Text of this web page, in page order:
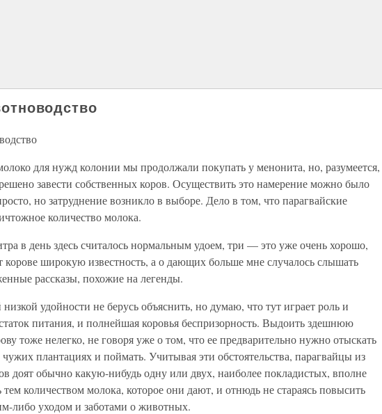
для нужд колонии мы продолжали покупать у менонита, но, разумеется,
завести собственных коров. Осуществить это намерение можно было
но затруднение возникло в выборе. Дело в том, что парагвайские
количество молока.
в день здесь считалось нормальным удоем, три — это уже очень хорошо,
корове широкую известность, а о дающих больше мне случалось слышать
рассказы, похожие на легенды.
удойности не берусь объяснить, но думаю, что тут играет роль и
питания, и полнейшая коровья беспризорность. Выдоить здешнюю
тоже нелегко, не говоря уже о том, что ее предварительно нужно отыскать
плантациях и поймать. Учитывая эти обстоятельства, парагвайцы из
доят обычно какую-нибудь одну или двух, наиболее покладистых, вполне
тем количеством молока, которое они дают, и отнюдь не стараясь повысить
либо уходом и заботами о животных.